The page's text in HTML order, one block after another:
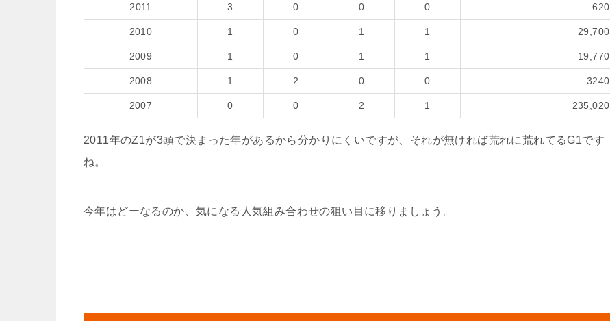
2011 3 0 0 0 620
2010 1 0 1 1 29,700
2009 1 0 1 1 19,770
2008 1 2 0 0 3240
2007 0 0 2 1 235,020
2011年のZ1が3頭で決まった年があるから分かりにくいですが、それが無ければ荒れに荒れてるG1です
ね。
今年はどーなるのか、気になる人気組み合わせの狙い目に移りましょう。